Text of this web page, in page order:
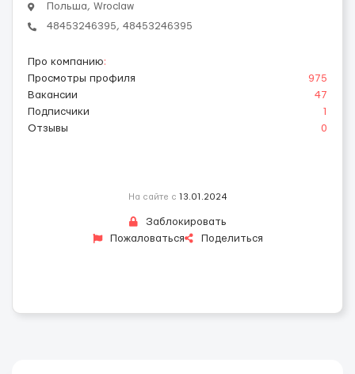
Польша, Wroclaw
48453246395, 48453246395
Про компанию:
Просмотры профиля
975
Вакансии
47
Подписчики
1
Отзывы
0
На сайте с 13.01.2024
Заблокировать
Пожаловаться
Поделиться